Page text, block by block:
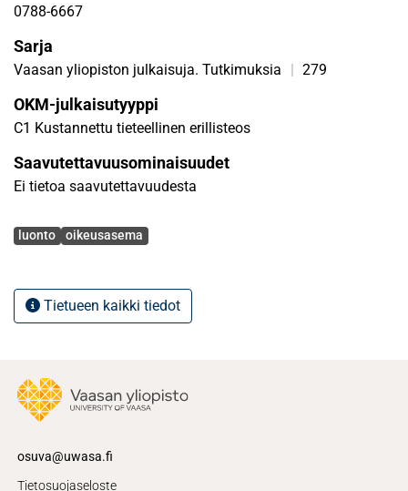
0788-6667
Sarja
Vaasan yliopiston julkaisuja. Tutkimuksia | 279
OKM-julkaisutyyppi
C1 Kustannettu tieteellinen erillisteos
Saavutettavuusominaisuudet
Ei tietoa saavutettavuudesta
Avainsanat
luonto oikeusasema
Tietueen kaikki tiedot
osuva@uwasa.fi
Tietosuojaseloste